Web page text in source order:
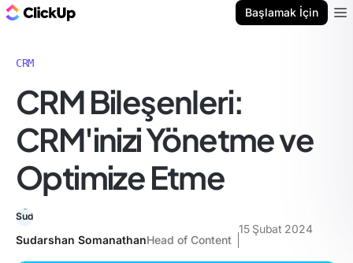
Başlamak İçin
CRM
CRM Bileşenleri:
CRM'inizi Yönetme ve
Optimize Etme
Sudarshan SomanathanHead of Content
15 Şubat 2024